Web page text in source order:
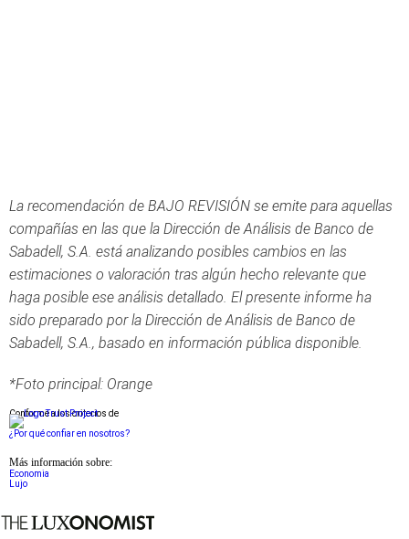
La recomendación de BAJO REVISIÓN se emite para aquellas
compañías en las que la Dirección de Análisis de Banco de
Sabadell, S.A. está analizando posibles cambios en las
estimaciones o valoración tras algún hecho relevante que
haga posible ese análisis detallado. El presente informe ha
sido preparado por la Dirección de Análisis de Banco de
Sabadell, S.A., basado en información pública disponible.
*Foto principal: Orange
Conforme a los criterios de
¿Por qué confiar en nosotros?
Más información sobre:
Economia
Lujo